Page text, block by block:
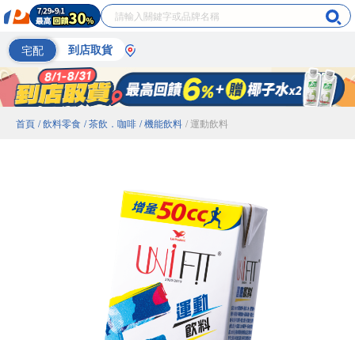
宅配 到店取貨
首頁 / 飲料零食 / 茶飲．咖啡 / 機能飲料 / 運動飲料